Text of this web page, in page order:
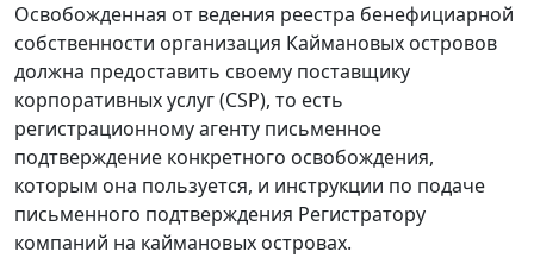
Освобожденная от ведения реестра бенефициарной
собственности организация Каймановых островов
должна предоставить своему поставщику
корпоративных услуг (CSP), то есть
регистрационному агенту письменное
подтверждение конкретного освобождения,
которым она пользуется, и инструкции по подаче
письменного подтверждения Регистратору
компаний на каймановых островах.